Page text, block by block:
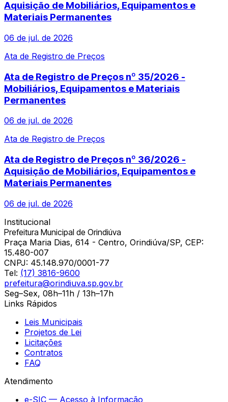
Aquisição de Mobiliários, Equipamentos e
Materiais Permanentes
06 de jul. de 2026
Ata de Registro de Preços
Ata de Registro de Preços nº 35/2026 -
Mobiliários, Equipamentos e Materiais
Permanentes
06 de jul. de 2026
Ata de Registro de Preços
Ata de Registro de Preços nº 36/2026 -
Aquisição de Mobiliários, Equipamentos e
Materiais Permanentes
06 de jul. de 2026
Institucional
Prefeitura Municipal de Orindiúva
Praça Maria Dias, 614 - Centro, Orindiúva/SP, CEP:
15.480-007
CNPJ: 45.148.970/0001-77
Tel: (17) 3816-9600
prefeitura@orindiuva.sp.gov.br
Seg–Sex, 08h–11h / 13h–17h
Links Rápidos
Leis Municipais
Projetos de Lei
Licitações
Contratos
FAQ
Atendimento
e-SIC — Acesso à Informação